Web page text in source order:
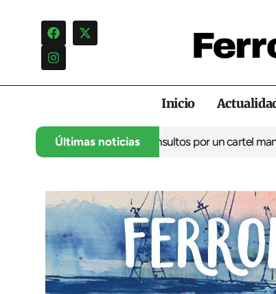
Inicio
Últimas noticias
una campaña de insultos por un cartel manipuladoLa